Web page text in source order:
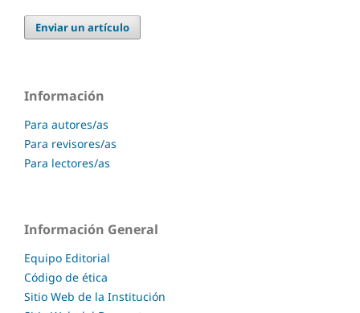
Enviar un artículo
Información
Para autores/as
Para revisores/as
Para lectores/as
Información General
Equipo Editorial
Código de ética
Sitio Web de la Institución